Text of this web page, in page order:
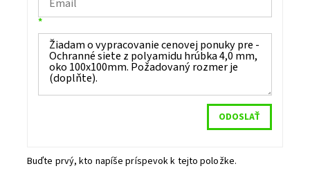
*
Buďte prvý, kto napíše príspevok k tejto položke.